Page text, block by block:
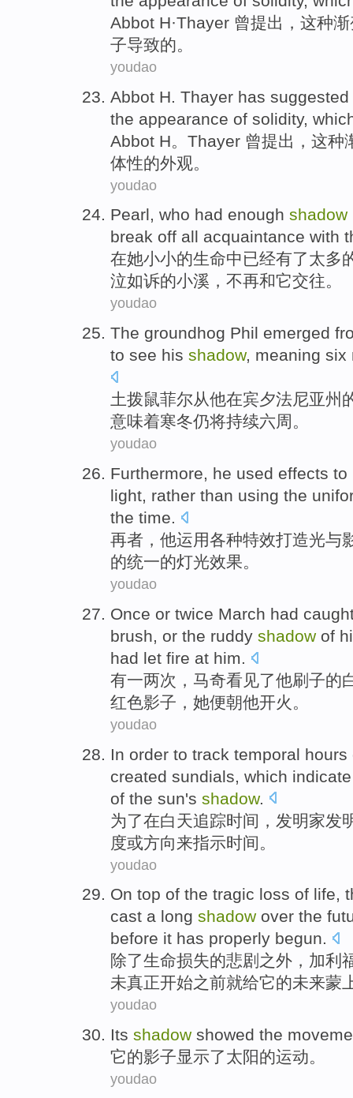
Abbot H·Thayer 曾提出， 这种
子导致的。
youdao
Abbot H. Thayer has suggested
the appearance of solidity,
Abbot H。 Thayer 曾提出， 这种
体性的外观 。
youdao
Pearl, who had enough shadow
break off all acquaintance with
在她小小的生命中已经有了太多
泣如诉的小溪 ，不再和它交往。
youdao
The groundhog Phil emerged
to see his shadow, meaning six
土拨鼠菲尔从他在宾夕法尼亚州
意味着寒冬仍将持续六周 。
youdao
Furthermore, he used effects to
light, rather than using the
the time.
再者 ， 他运用各种特效打造光与
的统一的灯光效果。
youdao
Once or twice March had
brush, or the ruddy shadow of
had let fire at him.
有一两次 ，马奇看见了他刷子的
红色影子 ， 她便朝他开火 。
youdao
In order to track temporal hours
created sundials which indicate
of the sun's shadow.
为了在白天追踪时间 ， 发明家发
度或方向来指示时间 。
youdao
On top of the tragic loss of life,
cast a long shadow over the
before it has properly begun.
除了生命损失的悲剧 之外， 加利
未真正开始之前就给它的未来蒙
youdao
Its shadow showed the
它的影子显示了太阳的运动。
youdao